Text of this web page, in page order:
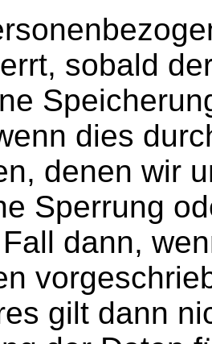
sobald
dies
denen wir
Sperrung
dann,
gilt dann